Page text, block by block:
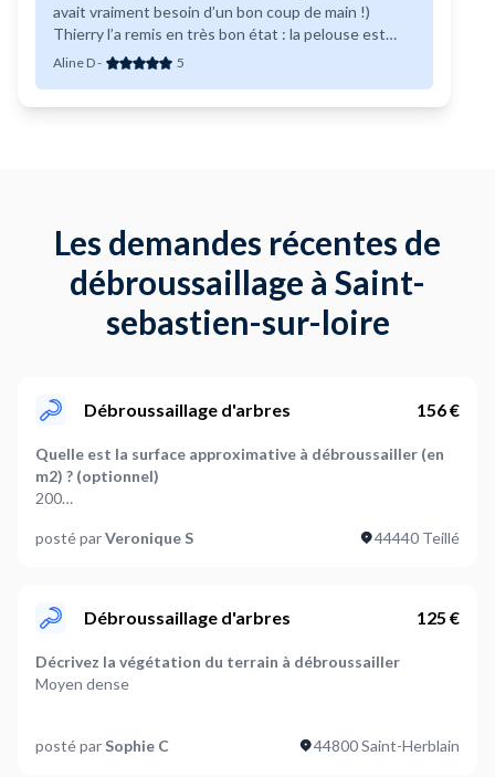
avait vraiment besoin d’un bon coup de main !)
Thierry l’a remis en très bon état : la pelouse est
tondue, il a débroussaillé les zones difficiles
son jardinier préféré ! Je vous recommande Thierry
si vous recherchez un jardinier de qualité et bien
équipé. Donc je vous dis &quot; à bientôt &quot;!
Aline D- 5
Les demandes récentes de
débroussaillage à Saint-
sebastien-sur-loire
Débroussaillage d'arbres 156 €
Quelle est la surface approximative à débroussailler (en
m2) ? (optionnel)
200
Décrivez la végétation du terrain à débroussailler
Faut-il prévoir de couper
Des herbacées
Où en êtes-vous dans votre projet ?
Je suis prêt à démarrer
posté parVeronique S 44440 Teillé
Débroussaillage d'arbres 125 €
Décrivez la végétation du terrain à débroussailler
Moyen dense
Des herbacées,A définir ensemble
posté par Sophie C 44800 Saint-Herblain